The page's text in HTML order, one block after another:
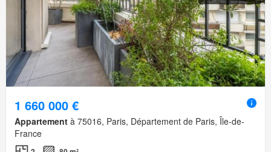
1 660 000 €
Appartement à 75016, Paris, Département de Paris, Île-de-
France